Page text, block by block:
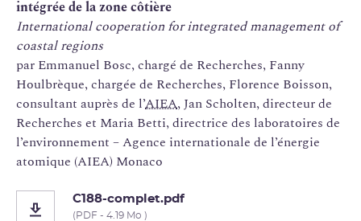
intégrée de la zone côtière
International cooperation for integrated management of
coastal regions
par Emmanuel Bosc, chargé de Recherches, Fanny
Houlbrèque, chargée de Recherches, Florence Boisson,
consultant auprès de l’AIEA, Jan Scholten, directeur de
Recherches et Maria Betti, directrice des laboratoires de
l’environnement – Agence internationale de l’énergie
atomique (AIEA) Monaco
C188-complet.pdf
(PDF - 4.19 Mo )